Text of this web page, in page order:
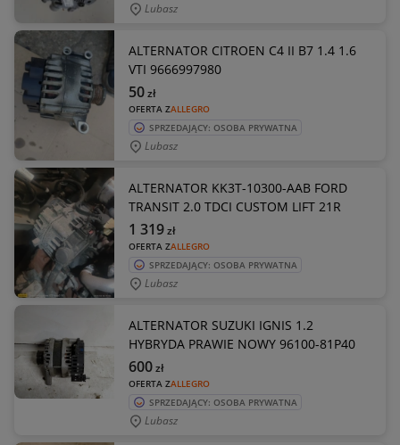
Lubasz
ALTERNATOR CITROEN C4 II B7 1.4 1.6
VTI 9666997980
OFERTA ZALLEGRO
50zł
SPRZEDAJĄCY: OSOBA PRYWATNA
Lubasz
ALTERNATOR KK3T-10300-AAB FORD
TRANSIT 2.0 TDCI CUSTOM LIFT 21R
OFERTA ZALLEGRO
1 319zł
SPRZEDAJĄCY: OSOBA PRYWATNA
Lubasz
ALTERNATOR SUZUKI IGNIS 1.2
HYBRYDA PRAWIE NOWY 96100-81P40
OFERTA ZALLEGRO
600zł
SPRZEDAJĄCY: OSOBA PRYWATNA
Lubasz